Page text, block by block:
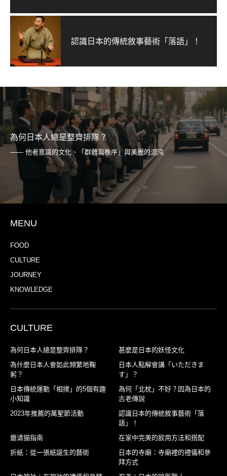
認識日本的傳統敘事藝術「落語」！
為何日本人總是整齊排隊？
—— 他者意識的文化、「群體與秩序」與美麗的混沌
MENU
FOOD
CULTURE
JOURNEY
KNOWLEDGE
CULTURE
為何日本人總是整齊排隊？
甚麼是日本的妖怪文化
為什麼日本人會如此頻繁地鞠
躬？
日本人點解會講「いただきま
す」？
日本傳統運動「相撲」的5個有趣
小知識
為何「北枕」不好？因為日本的
古老傳說
2023年推薦的萬聖節活動
認識日本的傳統敘事藝術「落
語」！
邀请猫指南
在家中完美的飲用方法和搭配
折紙：從一張紙誕生的藝術
日本的寺廟：寺廟裡的禮儀和參
拜方式